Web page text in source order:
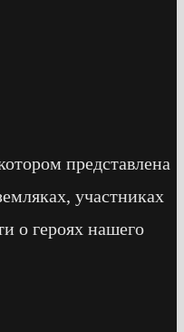
представлена
участниках
о героях нашего